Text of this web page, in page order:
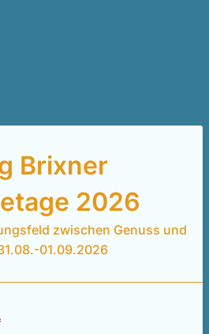
Brixner
2026
zwischen Genuss und
01.09.2026